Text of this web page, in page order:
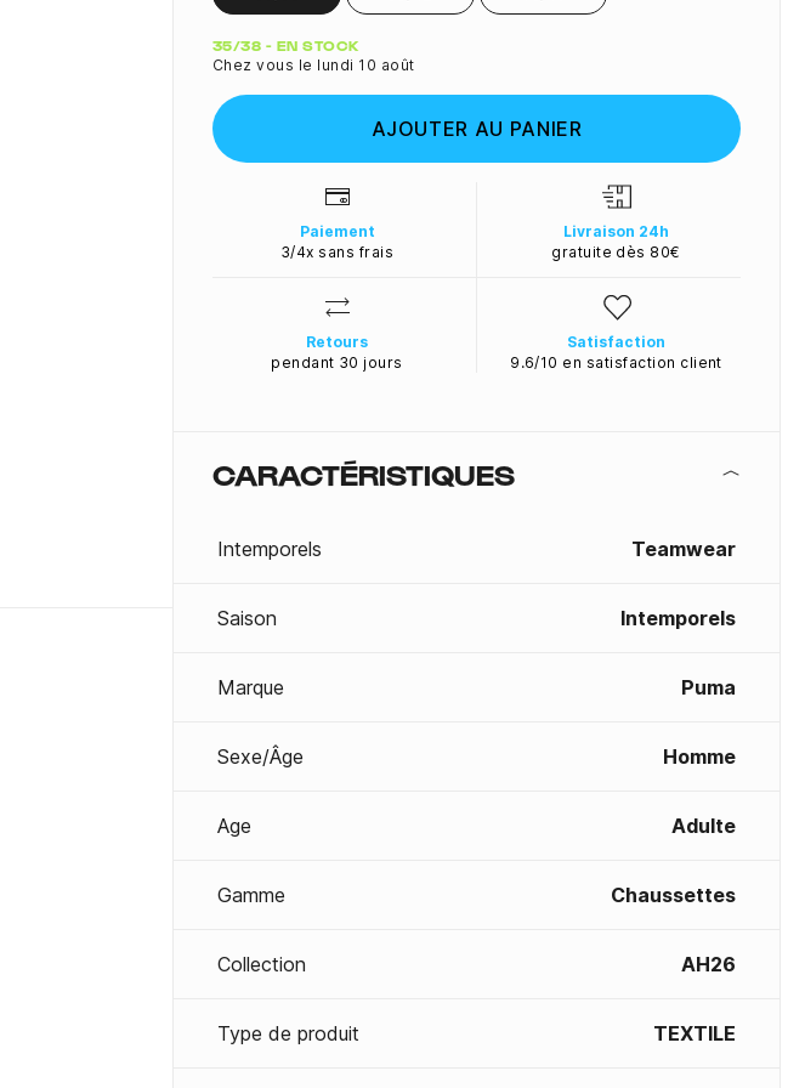
Quantité
35/38 - EN STOCK
Chez vous le lundi 10 août
AJOUTER AU PANIER
Paiement
3/4x sans frais
Livraison 24h
gratuite dès 80€
Retours
pendant 30 jours
Satisfaction
9.6/10 en satisfaction client
CARACTÉRISTIQUES
Intemporels Teamwear
Saison Intemporels
Marque Puma
Sexe/Âge Homme
Age Adulte
Gamme Chaussettes
Collection AH26
Type de produit TEXTILE